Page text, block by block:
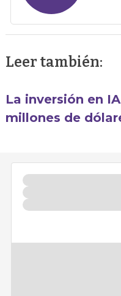
Leer también:
La inversión en
millones de